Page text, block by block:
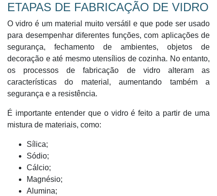
ETAPAS DE FABRICAÇÃO DE VIDRO
O vidro é um material muito versátil e que pode ser usado
para desempenhar diferentes funções, com aplicações de
segurança, fechamento de ambientes, objetos de
decoração e até mesmo utensílios de cozinha. No entanto,
os processos de fabricação de vidro alteram as
características do material, aumentando também a
segurança e a resistência.
É importante entender que o vidro é feito a partir de uma
mistura de materiais, como:
Sílica;
Sódio;
Cálcio;
Magnésio;
Alumina;